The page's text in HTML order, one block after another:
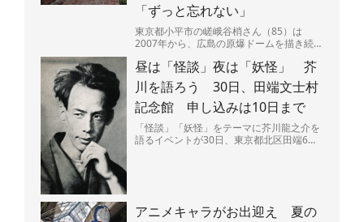
「ずっと忘れない」
東京都小平市の嵯峨谷梢さん（85）は
2007年から、広島の原爆ドームを描き続け
原爆投下直後の広島...
昼は「怪談」夜は「妖怪」 芥
川を語ろう 30日、田端文士村
記念館 申し込みは10日まで
「怪談」「妖怪」をテーマに芥川龍之介を
語るイベントが30日、東京都北区田端6の
アニメキャラがお出迎え 夏の